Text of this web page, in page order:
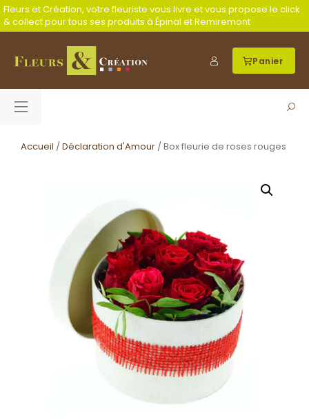
Fleurs et Création, votre fleuriste vous livre et vous propose le click
& collect pour tous ses produits à Épinal et Remiremont
Panier
Accueil / Déclaration d'Amour / Box fleurie de roses rouges